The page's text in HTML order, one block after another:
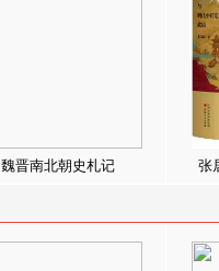
魏晋南北朝史札记 张